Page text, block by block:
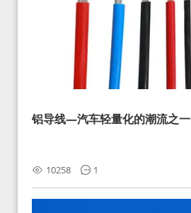
铝导线—汽车轻量化的潮流之一
10258 1